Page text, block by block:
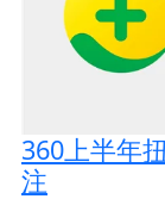
360上半年
注